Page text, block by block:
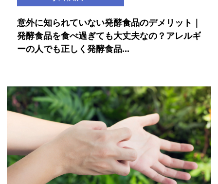
意外に知られていない発酵食品のデメリット｜
発酵食品を食べ過ぎても大丈夫なの？アレルギ
ーの人でも正しく発酵食品...